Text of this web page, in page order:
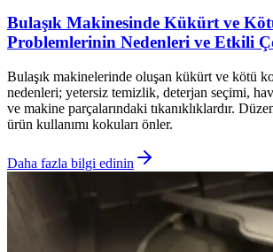
Bulaşık Makinesinde Kükürt ve
Problemlerinin Nedenleri ve Etkili
Bulaşık makinelerinde oluşan kükürt ve kötü
nedenleri; yetersiz temizlik, deterjan seçimi,
ve makine parçalarındaki tıkanıklıklardır.
ürün kullanımı kokuları önler.
Daha fazla bilgi edinin